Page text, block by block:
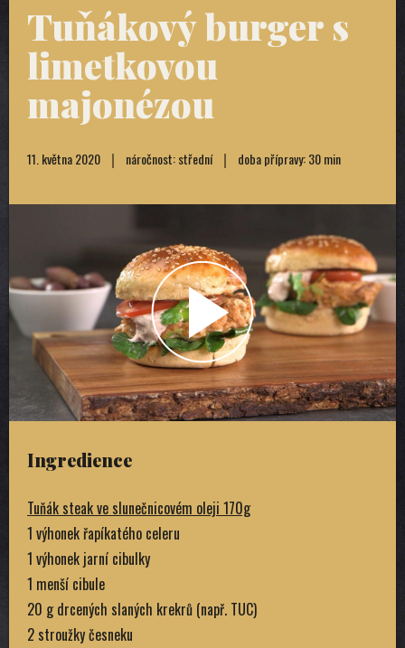
Tuňákový burger s
limetkovou
majonézou
11. května 2020 náročnost: střední doba přípravy: 30 min
Ingredience
Tuňák steak ve slunečnicovém oleji 170g
1 výhonek řapíkatého celeru
1 výhonek jarní cibulky
1 menší cibule
20 g drcených slaných krekrů (např. TUC)
2 stroužky česneku